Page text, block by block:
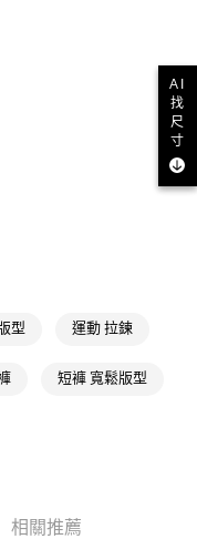
型 運動 拉鍊
短褲 寬鬆版型
相關推薦
AI
找
尺
寸